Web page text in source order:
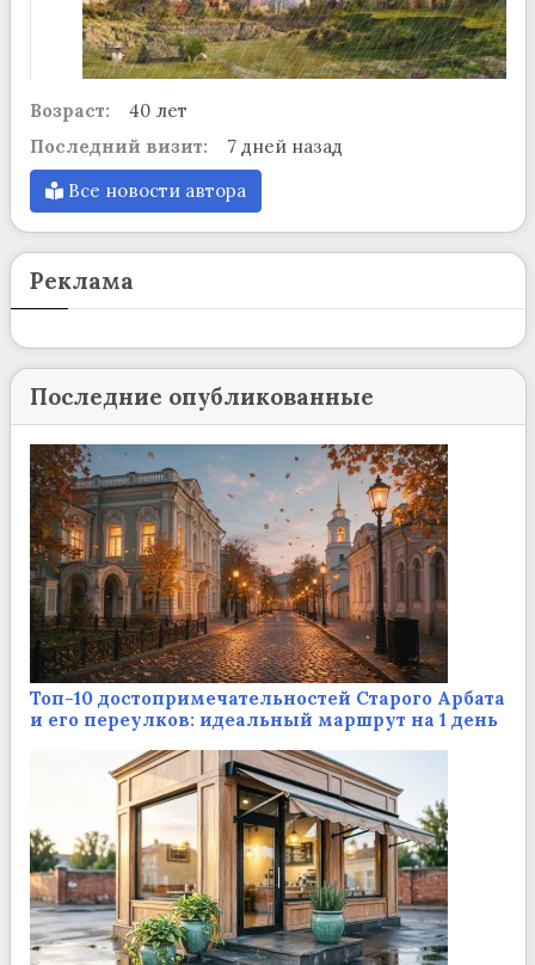
Возраст:
40 лет
Последний визит:
7 дней назад
Все новости автора
Реклама
Последние опубликованные
Топ-10 достопримечательностей Старого Арбата
и его переулков: идеальный маршрут на 1 день